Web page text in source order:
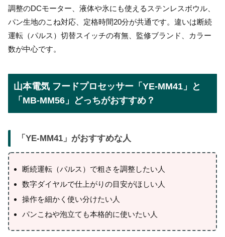
調整のDCモーター、液体や氷にも使えるステンレスボウル、
パン生地のこね対応、定格時間20分が共通です。違いは断続
運転（パルス）切替スイッチの有無、監修ブランド、カラー
数が中心です。
山本電気 フードプロセッサー「YE-MM41」と
「MB-MM56」どっちがおすすめ？
「YE-MM41 」がおすすめな人
断続運転（パルス）で粗さを調整したい人
数字ダイヤルで仕上がりの目安がほしい人
操作を細かく使い分けたい人
パンこねや泡立ても本格的に使いたい人